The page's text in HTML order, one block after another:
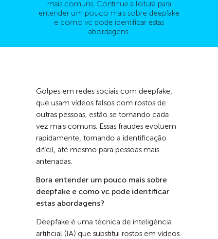
mais comuns. Continue a leitura para
entender um pouco mais sobre deepfake
e como vc pode identificar estas
abordagens.
Golpes em redes sociais com deepfake,
que usam vídeos falsos com rostos de
outras pessoas, estão se tornando cada
vez mais comuns. Essas fraudes evoluem
rapidamente, tornando a identificação
difícil, até mesmo para pessoas mais
antenadas.
Bora entender um pouco mais sobre
deepfake e como vc pode identificar
estas abordagens?
Deepfake é uma técnica de inteligência
artificial (IA) que substitui rostos em vídeos